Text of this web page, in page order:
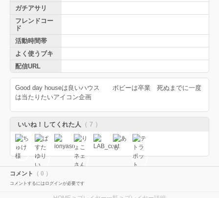
ガチアサリ
フレンドコー
ド
活動時間帯
よく使うブキ
配信URL
Good day houseは良いハウス ボビーは卒業 死ぬまでに一度
は当たりたいアイコン企画
いいね！してくれた人 （ 7 ）
コメント （ 0 ）
コメントするにはログインが必要です